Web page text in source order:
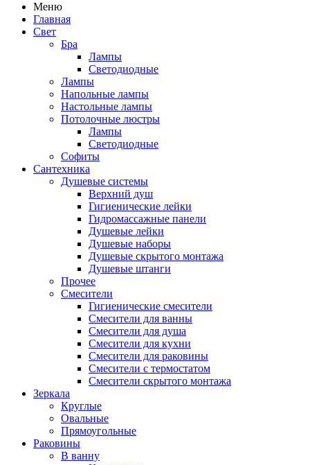
Меню
Главная
Свет
Бра
Лампы
Светодиодные
Лампы
Напольные лампы
Настольные лампы
Потолочные люстры
Лампы
Светодиодные
Софиты
Сантехника
Душевые системы
Верхний душ
Гигиенические лейки
Гидромассажные панели
Душевые лейки
Душевые наборы
Душевые скрытого монтажа
Душевые штанги
Прочее
Смесители
Гигиенические смесители
Смесители для ванны
Смесители для душа
Смесители для кухни
Смесители для раковины
Смесители с термостатом
Смесители скрытого монтажа
Зеркала
Круглые
Овальные
Прямоугольные
Раковины
В ванну